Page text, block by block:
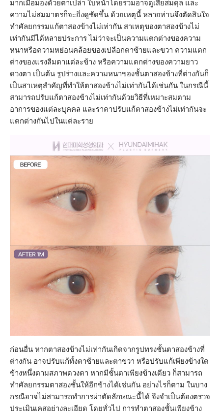
มากเมื่อมองด้วยตาเปล่า ใบหน้าโดยรวมอาจดูเสียสมดุล และ
ความไม่สมมาตรก็จะยิ่งดูชัดขึ้น ด้วยเหตุนี้ หลายท่านจึงตัดสินใจ
ทำศัลยกรรมแก้ตาสองข้างไม่เท่ากัน สาเหตุของตาสองข้างไม่
เท่ากันมีได้หลายประการ ไม่ว่าจะเป็นความแตกต่างของความ
หนาหรือความหย่อนคล้อยของเปลือกตาซ้ายและขวา ความแตก
ต่างของแรงลืมตาแต่ละข้าง หรือความแตกต่างของความยาว
ดวงตา เป็นต้น รูปร่างและความหนาของชั้นตาสองข้างที่ต่างกันก็
เป็นสาเหตุสำคัญที่ทำให้ตาสองข้างไม่เท่ากันได้เช่นกัน ในกรณีนี้
สามารถปรับแก้ตาสองข้างไม่เท่ากันด้วยวิธีที่เหมาะสมตาม
อาการของแต่ละบุคคล และราคาปรับแก้ตาสองข้างไม่เท่ากันจะ
แตกต่างกันไปในแต่ละราย
ก่อนอื่น หากตาสองข้างไม่เท่ากันเกิดจากรูปทรงชั้นตาสองข้างที่
ต่างกัน อาจปรับแก้ทั้งตาซ้ายและตาขวา หรือปรับแก้เพียงข้างใด
ข้างหนึ่งตามสภาพดวงตา หากมีชั้นตาเพียงข้างเดียว ก็สามารถ
ทำศัลยกรรมตาสองชั้นให้อีกข้างได้เช่นกัน อย่างไรก็ตาม ในบาง
กรณีอาจไม่สามารถทำการผ่าตัดลักษณะนี้ได้ จึงจำเป็นต้องตรวจ
ประเมินเคสอย่างละเอียด โดยทั่วไป การทำตาสองชั้นเพียงข้าง